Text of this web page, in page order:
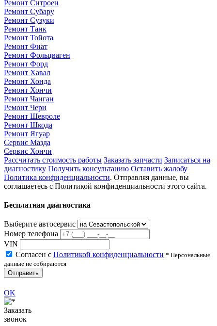
Ремонт Ситроен
Ремонт Субару
Ремонт Сузуки
Ремонт Танк
Ремонт Тойота
Ремонт Фиат
Ремонт Фольцваген
Ремонт Форд
Ремонт Хавал
Ремонт Хонда
Ремонт Хончи
Ремонт Чанган
Ремонт Чери
Ремонт Шевроле
Ремонт Шкода
Ремонт Ягуар
Сервис Мазда
Сервис Хончи
Рассчитать стоимость работы Заказать запчасти Записаться на
диагностику Получить консультацию Оставить жалобу
Политика конфиденциальности. Отправляя данные, вы
соглашаетесь с Политикой конфиденциальности этого сайта.
Бесплатная диагностика
Выберите автосервис
Номер телефона
VIN
Согласен с Политикой конфиденциальности * Персональные
данные не собираются
Отправить
OK
Заказать
звонок